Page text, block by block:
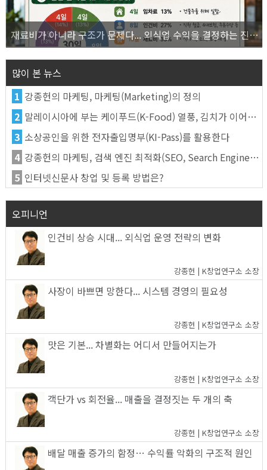
재료비가 아니라 구조가 문제다... 외식업 수익을 결정하는 진짜 숫자의 비밀
많이 본 뉴스
1 강종헌의 마케팅, 마케팅(Marketing)의 정의
2 말레이시아에 부는 케이푸드(K-Food) 열풍, 김치가 이어간다
3 소상공인을 위한 전자출입명부(KI-Pass)를 활용한다
4 강종헌의 마케팅, 검색 엔진 최적화(SEO, Search Engine Optimization)란
5 인터넷신문사 창업 및 등록 방법은?
오피니언
인건비 상승 시대... 외식업 운영 전략의 변화
강종헌 | K창업연구소 소장
사장이 바쁘면 망한다... 시스템 경영의 필요성
강종헌 | K창업연구소 소장
맛은 기본... 차별화는 어디서 만들어지는가
강종헌 | K창업연구소 소장
객단가 vs 회전율... 매출을 결정짓는 두 개의 축
강종헌 | K창업연구소 소장
배달 매출 증가의 함정… 수익률 악화의 구조적 원인